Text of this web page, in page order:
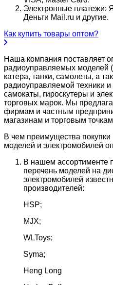
Электронные платежи:
Деньги Mail.ru и другие.
Как купить товары оптом?
Наша компания поставляет
радиоуправляемых моделей
катера, танки, самолеты, а
радиоуправляемой техники и
самокаты, гироскутеры и
торговых марок. Мы
фирмам и частным
магазинам и торговым
В чем преимущества
моделей и электромобилей
В нашем ассортименте
перечень моделей на
электромобилей
производителей:
HSP;
MJX;
WLToys;
Syma;
Heng Long